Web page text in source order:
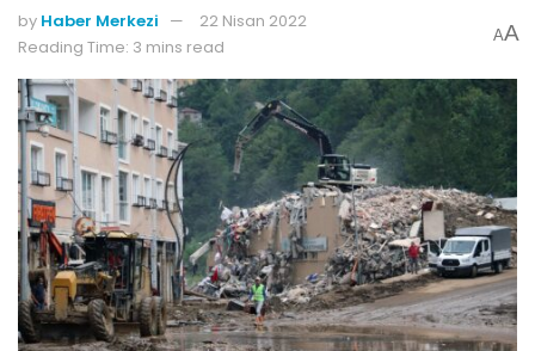
by Haber Merkezi
22 Nisan 2022
Reading Time: 3 mins read
AA